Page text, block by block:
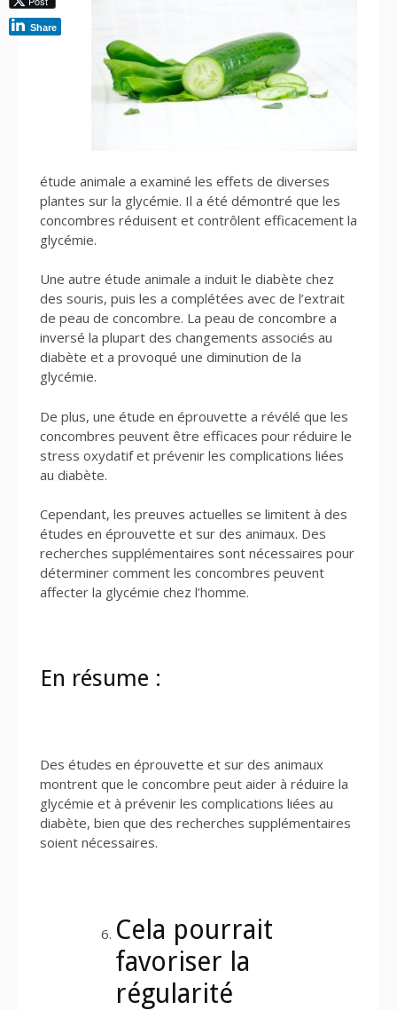
étude animale a examiné les effets de diverses
plantes sur la glycémie. Il a été démontré que les
concombres réduisent et contrôlent efficacement la
glycémie.
Une autre étude animale a induit le diabète chez
des souris, puis les a complétées avec de l’extrait
de peau de concombre. La peau de concombre a
inversé la plupart des changements associés au
diabète et a provoqué une diminution de la
glycémie.
De plus, une étude en éprouvette a révélé que les
concombres peuvent être efficaces pour réduire le
stress oxydatif et prévenir les complications liées
au diabète.
Cependant, les preuves actuelles se limitent à des
études en éprouvette et sur des animaux. Des
recherches supplémentaires sont nécessaires pour
déterminer comment les concombres peuvent
affecter la glycémie chez l’homme.
En résume :
Des études en éprouvette et sur des animaux
montrent que le concombre peut aider à réduire la
glycémie et à prévenir les complications liées au
diabète, bien que des recherches supplémentaires
soient nécessaires.
Cela pourrait
favoriser la
régularité
Share